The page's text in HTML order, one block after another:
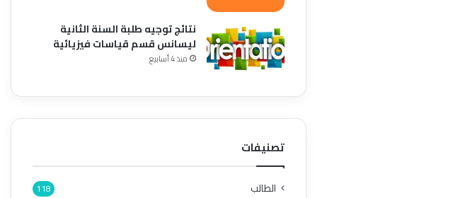
نتائج توجيه طلبة السنة الثانية
ليسانس قسم قياسات فيزيائية
منذ 4 أسابيع
تصنيفات
الطالب 118